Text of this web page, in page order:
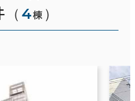
（ 4棟 ）